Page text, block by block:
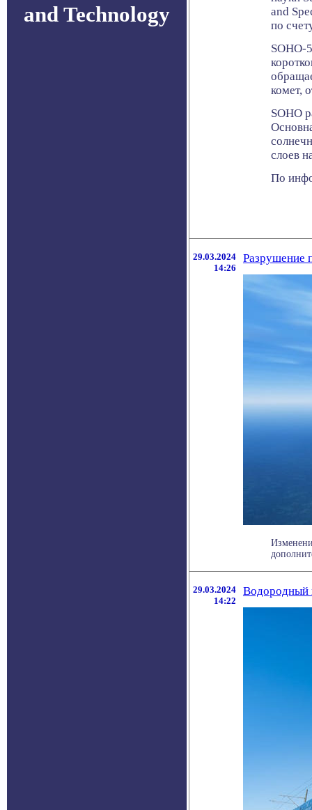
and Technology
and
по
SOHO-
комет,
SOHO
слоев
По
29.03.2024
14:26
Разрушение
29.03.2024
14:22
Водородный